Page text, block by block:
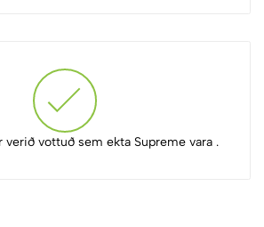
verið vottuð sem ekta Supreme vara .